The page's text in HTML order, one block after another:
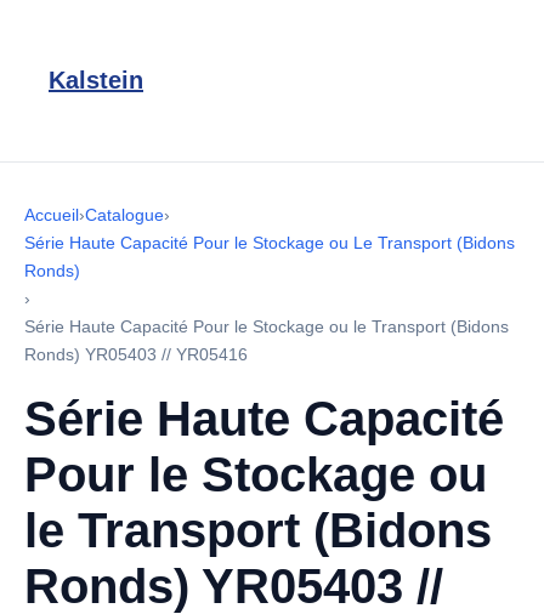
Kalstein
Accueil›Catalogue›
Série Haute Capacité Pour le Stockage ou Le Transport (Bidons
Ronds)
›
Série Haute Capacité Pour le Stockage ou le Transport (Bidons
Ronds) YR05403 // YR05416
Série Haute Capacité
Pour le Stockage ou
le Transport (Bidons
Ronds) YR05403 //